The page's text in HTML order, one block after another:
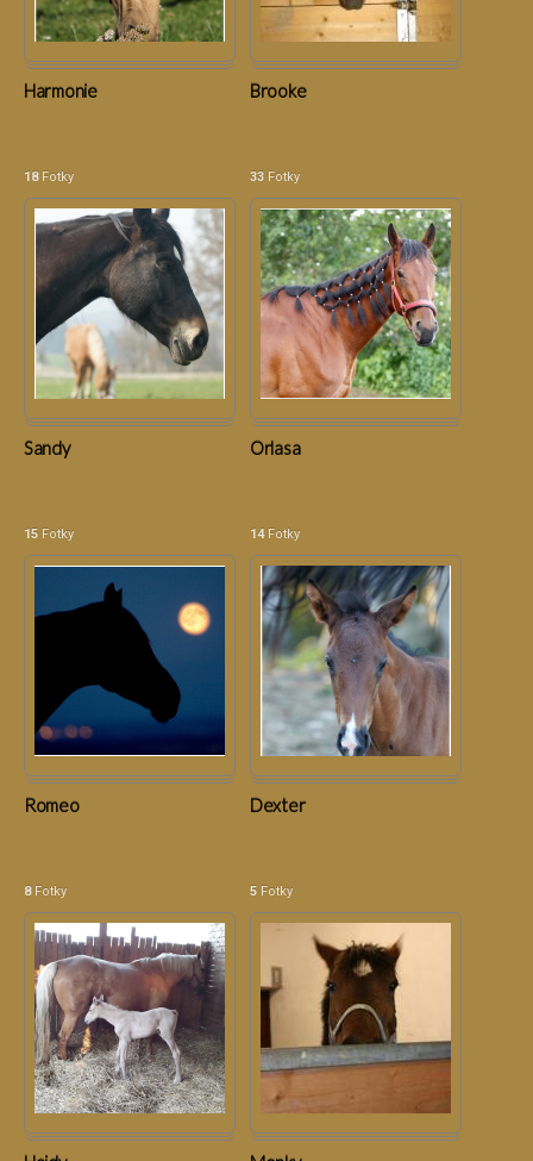
Harmonie
18Fotky
Brooke
33 Fotky
Sandy
15 Fotky
Orlasa
14Fotky
Romeo
8Fotky
Dexter
5 Fotky